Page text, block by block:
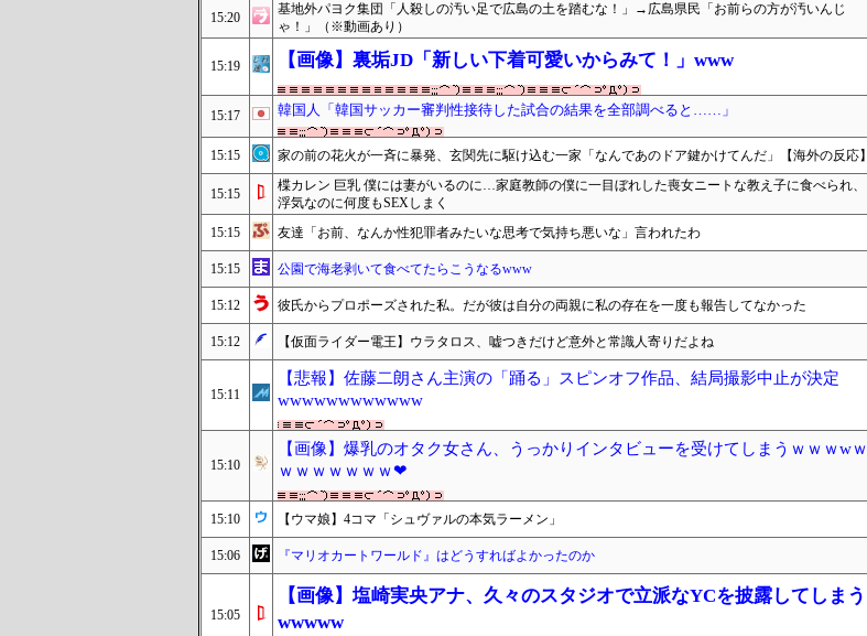
15:20
基地外パヨク集団「人殺しの汚い足で広島の土を踏むな！」→広島県民「お前らの方が汚いんじ
ゃ！」（※動画あり）
15:19 【画像】裏垢JD「新しい下着可愛いからみて！」www
15:17 韓国人「韓国サッカー審判性接待した試合の結果を全部調べると……」
15:15 家の前の花火が一斉に暴発、玄関先に駆け込む一家「なんであのドア鍵かけてんだ」【海外の反応】
15:15
楪カレン 巨乳 僕には妻がいるのに…家庭教師の僕に一目ぼれした喪女ニートな教え子に食べられ、
浮気なのに何度もSEXしまく
15:15 友達「お前、なんか性犯罪者みたいな思考で気持ち悪いな」言われたわ
15:15 公園で海老剥いて食べてたらこうなるwww
15:12 彼氏からプロポーズされた私。だが彼は自分の両親に私の存在を一度も報告してなかった
15:12 【仮面ライダー電王】ウラタロス、嘘つきだけど意外と常識人寄りだよね
15:11
【悲報】佐藤二朗さん主演の「踊る」スピンオフ作品、結局撮影中止が決定
wwwwwwwwwwww
15:10
【画像】爆乳のオタク女さん、うっかりインタビューを受けてしまうｗｗｗwｗ
ｗｗｗｗｗｗｗ❤
15:10 【ウマ娘】4コマ「シュヴァルの本気ラーメン」
15:06 『マリオカートワールド』はどうすればよかったのか
15:05
【画像】塩崎実央アナ、久々のスタジオで立派なYCを披露してしまう
wwwww